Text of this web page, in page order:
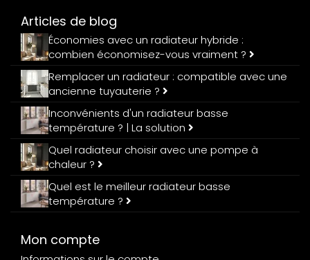
Articles de blog
Économies avec un radiateur hybride :
combien économisez-vous vraiment ?
Remplacer un radiateur : compatible avec une
ancienne tuyauterie ?
Inconvénients d'un radiateur basse
température ? | La solution
Quel radiateur choisir avec une pompe à
chaleur ?
Quel est le meilleur radiateur basse
température ?
Mon compte